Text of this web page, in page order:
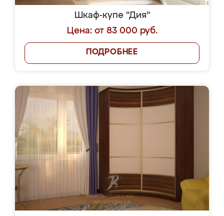
Шкаф-купе "Дия"
Цена: от 83 000 руб.
ПОДРОБНЕЕ